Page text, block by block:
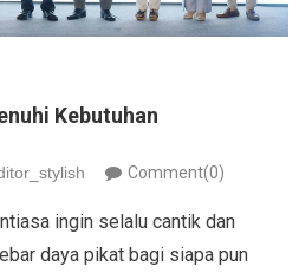
Kebutuhan
Comment(0)
ingin selalu cantik dan
daya pikat bagi siapa pun